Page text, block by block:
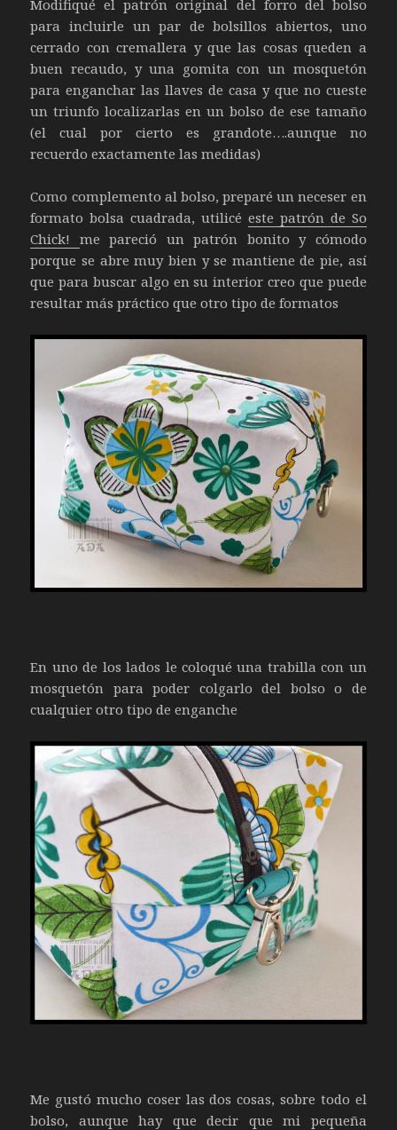
Modifiqué el patrón original del forro del bolso
para incluirle un par de bolsillos abiertos, uno
cerrado con cremallera y que las cosas queden a
buen recaudo, y una gomita con un mosquetón
para enganchar las llaves de casa y que no cueste
un triunfo localizarlas en un bolso de ese tamaño
(el cual por cierto es grandote….aunque no
recuerdo exactamente las medidas)
Como complemento al bolso, preparé un neceser en
formato bolsa cuadrada, utilicé este patrón de So
Chick! me pareció un patrón bonito y cómodo
porque se abre muy bien y se mantiene de pie, así
que para buscar algo en su interior creo que puede
resultar más práctico que otro tipo de formatos
En uno de los lados le coloqué una trabilla con un
mosquetón para poder colgarlo del bolso o de
cualquier otro tipo de enganche
Me gustó mucho coser las dos cosas, sobre todo el
bolso, aunque hay que decir que mi pequeña